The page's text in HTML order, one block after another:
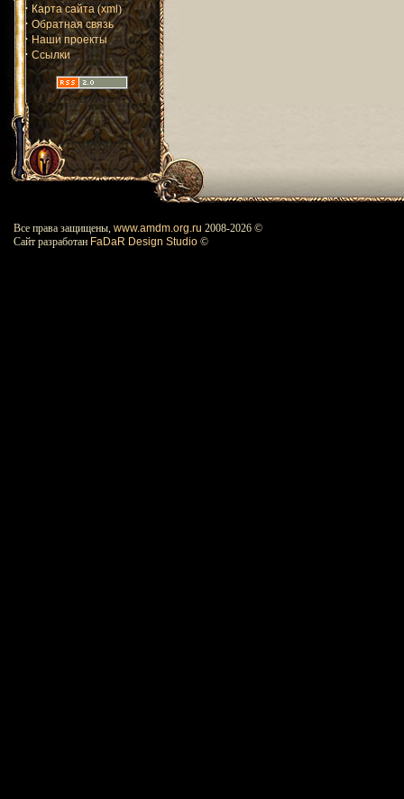
· Карта сайта (xml)
· Обратная связь
· Наши проекты
· Ссылки
Все права защищены, www.amdm.org.ru 2008-2026 ©
Сайт разработан FaDaR Design Studio ©